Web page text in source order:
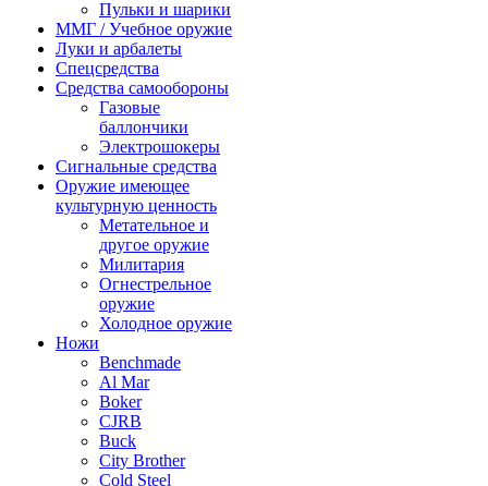
Пульки и шарики
ММГ / Учебное оружие
Луки и арбалеты
Спецсредства
Средства самообороны
Газовые
баллончики
Электрошокеры
Сигнальные средства
Оружие имеющее
культурную ценность
Метательное и
другое оружие
Милитария
Огнестрельное
оружие
Холодное оружие
Ножи
Benchmade
Al Mar
Boker
CJRB
Buck
City Brother
Cold Steel